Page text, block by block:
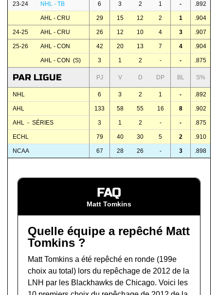
23-24 NHL - TB 6 3 2 1 - .892
AHL - CRU 29 15 12 2 1 .904
24-25 AHL - CRU 26 12 10 4 3 .907
25-26 AHL - CON 42 20 13 7 4 .904
AHL - CON (S) 3 1 2 - - .875
PAR LIGUE PJ V D DP BL S%
NHL 6 3 2 1 - .892
AHL 133 58 55 16 8 .902
AHL - SÉRIES 3 1 2 - - .875
ECHL 79 40 30 5 2 .910
NCAA 67 28 26 - 3 .898
FAQ
Matt Tomkins
Quelle équipe a repêché Matt
Tomkins ?
Matt Tomkins a été repêché en ronde (199e
choix au total) lors du repêchage de 2012 de la
LNH par les Blackhawks de Chicago. Voici les